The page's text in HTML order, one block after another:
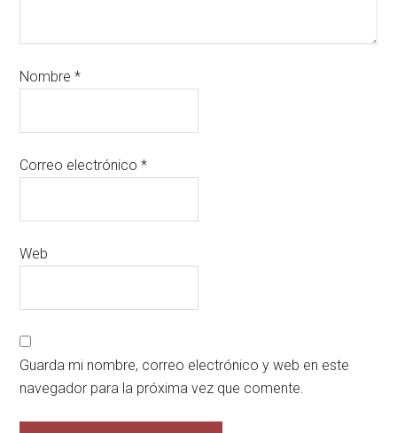
Nombre*
Correo electrónico*
Web
Guarda mi nombre, correo electrónico y web en este
navegador para la próxima vez que comente.